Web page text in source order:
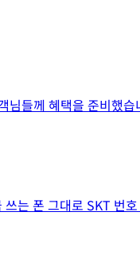
님들께 혜택을 준비했
는 폰 그대로 SKT 번호